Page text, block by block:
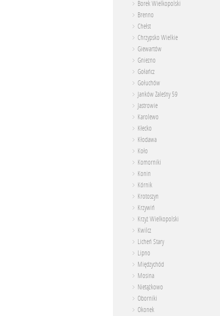
Borek Wielkopolski
Brenno
Chełst
Chrzypsko Wielkie
Giewartów
Gniezno
Gołańcz
Gołuchów
Janków Zaleśny 59
Jastrowie
Karolewo
Kłecko
Kłodawa
Koło
Komorniki
Konin
Kórnik
Krotoszyn
Krzywiń
Krzyż Wielkopolski
Kwilcz
Licheń Stary
Lipno
Międzychód
Mosina
Nietążkowo
Oborniki
Okonek